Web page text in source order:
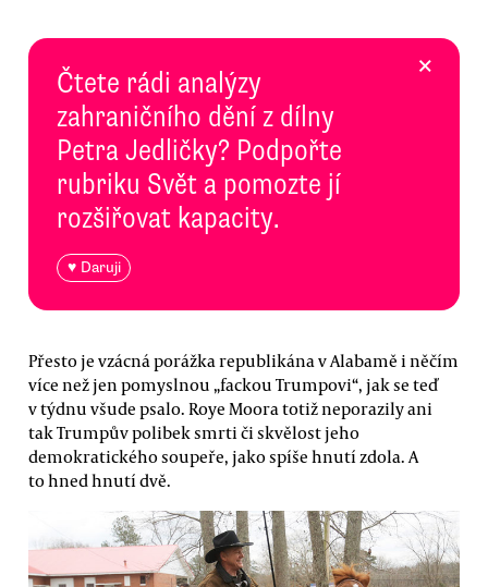
Čtete rádi analýzy
zahraničního dění z dílny
Petra Jedličky? Podpořte
rubriku Svět a pomozte jí
rozšiřovat kapacity.
♥ Daruji
×
Přesto je vzácná porážka republikána v Alabamě i něčím
více než jen pomyslnou „fackou Trumpovi“, jak se teď
v týdnu všude psalo. Roye Moora totiž neporazily ani
tak Trumpův polibek smrti či skvělost jeho
demokratického soupeře, jako spíše hnutí zdola. A
to hned hnutí dvě.